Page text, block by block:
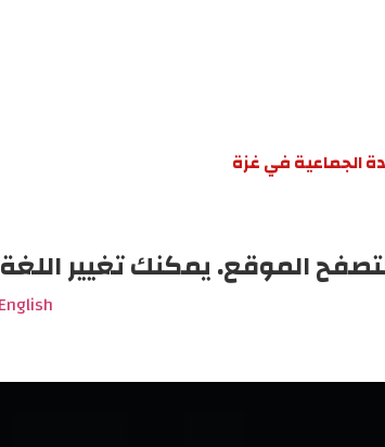
الجماعية في غزة
لتصفح الموقع. يمكنك تغيير
English